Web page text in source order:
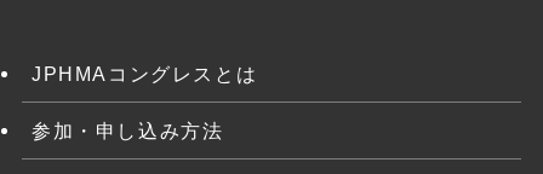
JPHMAコングレスとは
参加・申し込み方法